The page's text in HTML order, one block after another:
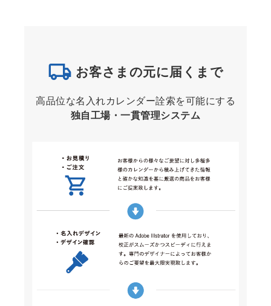
お客さまの元に届くまで
高品位な名入れカレンダー詮索を可能にする
独自工場・一貫管理システム